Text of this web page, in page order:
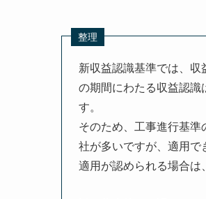
整理
新収益認識基準では、
の期間にわたる収益認識
す。
そのため、工事進行基
社が多いですが、適用で
適用が認められる場合は、